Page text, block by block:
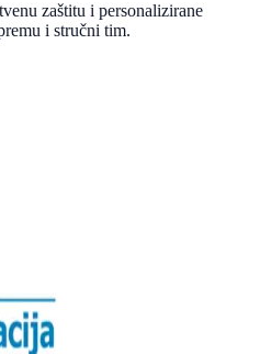
zaštitu i personalizirane
i stručni tim.